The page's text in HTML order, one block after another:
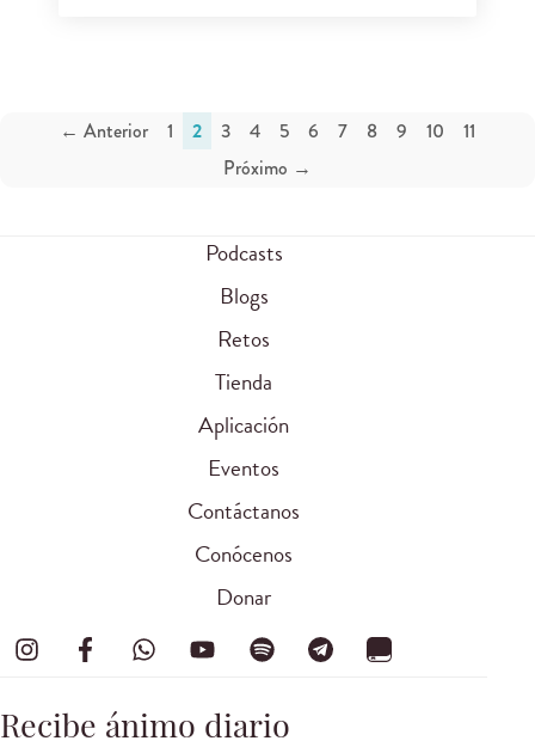
← Anterior 1 2 3 4 5 6 7 8 9 10
11
Próximo →
Podcasts
Blogs
Retos
Tienda
Aplicación
Eventos
Contáctanos
Conócenos
Donar
Recibe ánimo diario